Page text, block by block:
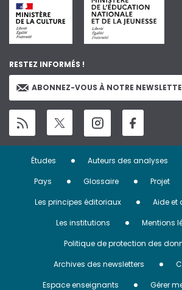
RESTEZ INFORMÉS !
ABONNEZ-VOUS À NOTRE
Menu
Pied
page
Études Auteurs des analyses
Pays
Glossaire Projet
Les principes éditoriaux
Aide et
Les institutions
Mentions
Politique de protection des
Archives des newsletters
Espace enseignants
Gérer